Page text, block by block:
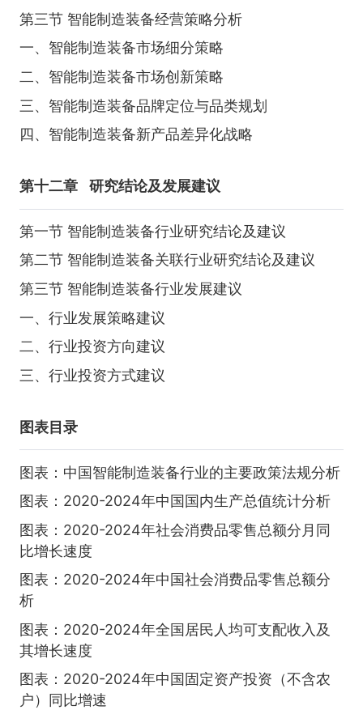
第三节 智能制造装备经营策略分析
一、智能制造装备市场细分策略
二、智能制造装备市场创新策略
三、智能制造装备品牌定位与品类规划
四、智能制造装备新产品差异化战略
第十二章 研究结论及发展建议
第一节 智能制造装备行业研究结论及建议
第二节 智能制造装备关联行业研究结论及建议
第三节 智能制造装备行业发展建议
一、行业发展策略建议
二、行业投资方向建议
三、行业投资方式建议
图表目录
图表：中国智能制造装备行业的主要政策法规分析
图表：2020-2024年中国国内生产总值统计分析
图表：2020-2024年社会消费品零售总额分月同
比增长速度
图表：2020-2024年中国社会消费品零售总额分
析
图表：2020-2024年全国居民人均可支配收入及
其增长速度
图表：2020-2024年中国固定资产投资（不含农
户）同比增速